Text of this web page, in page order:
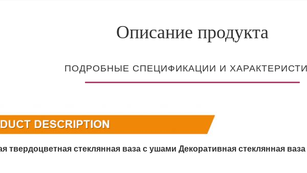
Описание продукта
ПОДРОБНЫЕ СПЕЦИФИКАЦИИ И
твердоцветная стеклянная ваза с ушами Декоративная стеклянная